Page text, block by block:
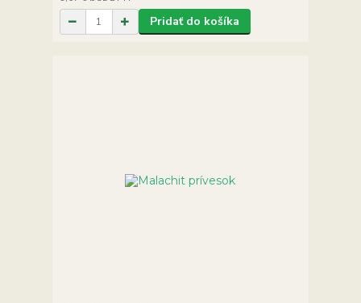
Pridať do košíka